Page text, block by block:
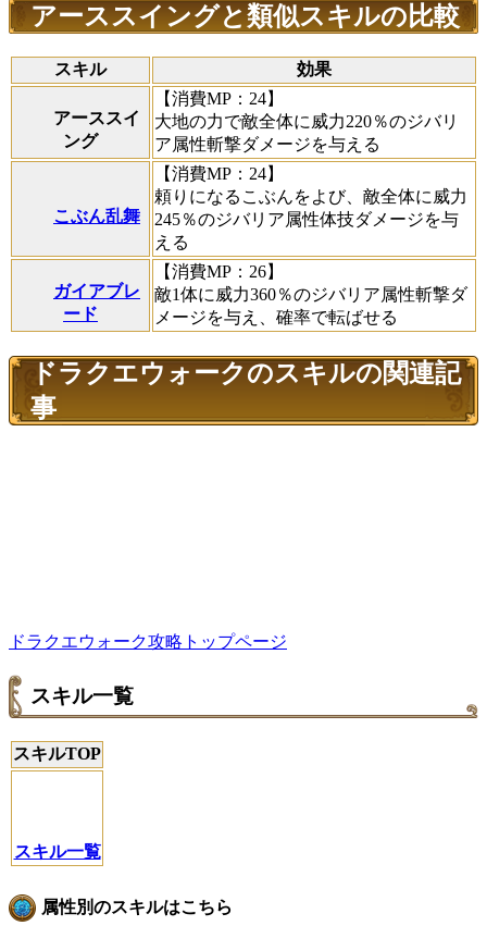
アーススイングと類似スキルの比較
スキル 効果
アーススイ
ング
【消費MP：24】
大地の力で敵全体に威力220％のジバリ
ア属性斬撃ダメージを与える
こぶん乱舞
【消費MP：24】
頼りになるこぶんをよび、敵全体に威力
245％のジバリア属性体技ダメージを与
える
ガイアブレ
ード
【消費MP：26】
敵1体に威力360％のジバリア属性斬撃ダ
メージを与え、確率で転ばせる
ドラクエウォークのスキルの関連記
事
ドラクエウォーク攻略トップページ
スキル一覧
スキルTOP
スキル一覧
属性別のスキルはこちら